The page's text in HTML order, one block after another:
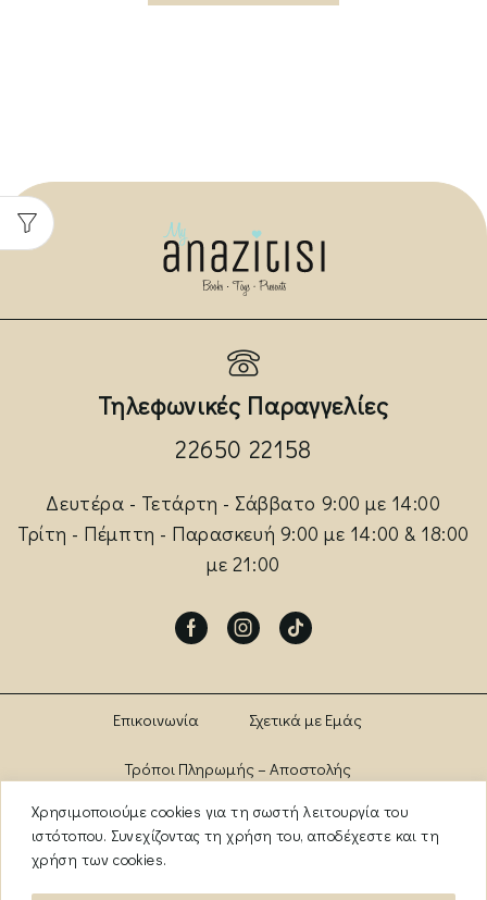
Χρησιμοποιούμε cookies για τη σωστή λειτουργία του
ιστότοπου. Συνεχίζοντας τη χρήση του, αποδέχεστε και τη
χρήση των cookies.
Τηλεφωνικές Παραγγελίες
22650 22158
Δευτέρα - Τετάρτη - Σάββατο 9:00 με 14:00
Τρίτη - Πέμπτη - Παρασκευή 9:00 με 14:00 & 18:00
με 21:00
FacebookInstagram
Tik-
Επικοινωνία Σχετικά με Εμάς
Τρόποι Πληρωμής – Αποστολής
Πολιτική Αλλαγών – Επιστροφών Brands
Όροι Χρήσης